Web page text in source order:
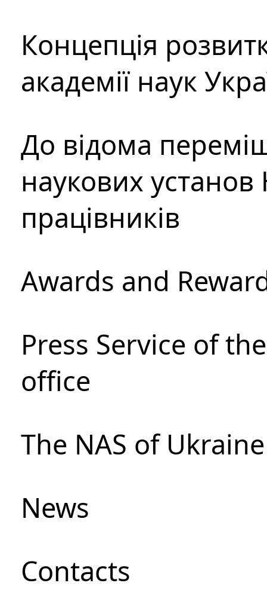
Концепція
академії наук
До відома
наукових установ
працівників
Awards and
Press Service of
office
The NAS of
News
Сontacts